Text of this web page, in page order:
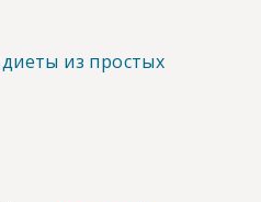
из простых